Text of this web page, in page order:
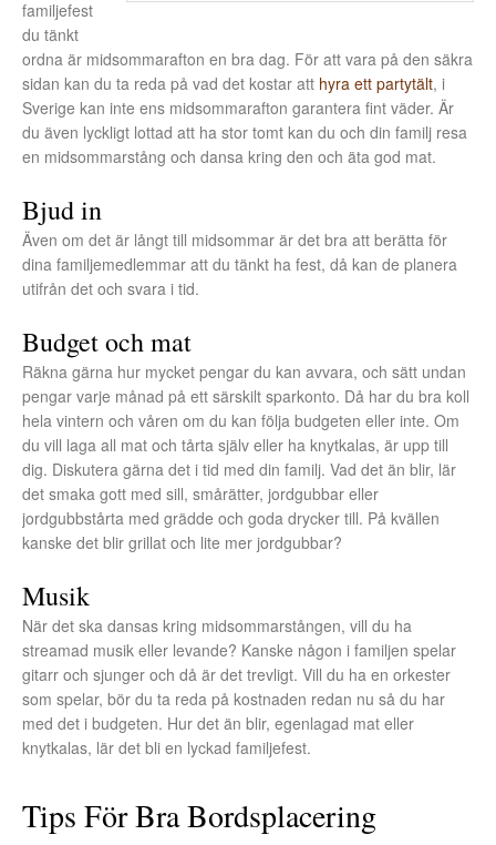
familjefest
du tänkt
ordna är midsommarafton en bra dag. För att vara på den säkra
sidan kan du ta reda på vad det kostar att hyra ett partytält, i
Sverige kan inte ens midsommarafton garantera fint väder. Är
du även lyckligt lottad att ha stor tomt kan du och din familj resa
en midsommarstång och dansa kring den och äta god mat.
Bjud in
Även om det är långt till midsommar är det bra att berätta för
dina familjemedlemmar att du tänkt ha fest, då kan de planera
utifrån det och svara i tid.
Budget och mat
Räkna gärna hur mycket pengar du kan avvara, och sätt undan
pengar varje månad på ett särskilt sparkonto. Då har du bra koll
hela vintern och våren om du kan följa budgeten eller inte. Om
du vill laga all mat och tårta själv eller ha knytkalas, är upp till
dig. Diskutera gärna det i tid med din familj. Vad det än blir, lär
det smaka gott med sill, smårätter, jordgubbar eller
jordgubbstårta med grädde och goda drycker till. På kvällen
kanske det blir grillat och lite mer jordgubbar?
Musik
När det ska dansas kring midsommarstången, vill du ha
streamad musik eller levande? Kanske någon i familjen spelar
gitarr och sjunger och då är det trevligt. Vill du ha en orkester
som spelar, bör du ta reda på kostnaden redan nu så du har
med det i budgeten. Hur det än blir, egenlagad mat eller
knytkalas, lär det bli en lyckad familjefest.
Tips För Bra Bordsplacering